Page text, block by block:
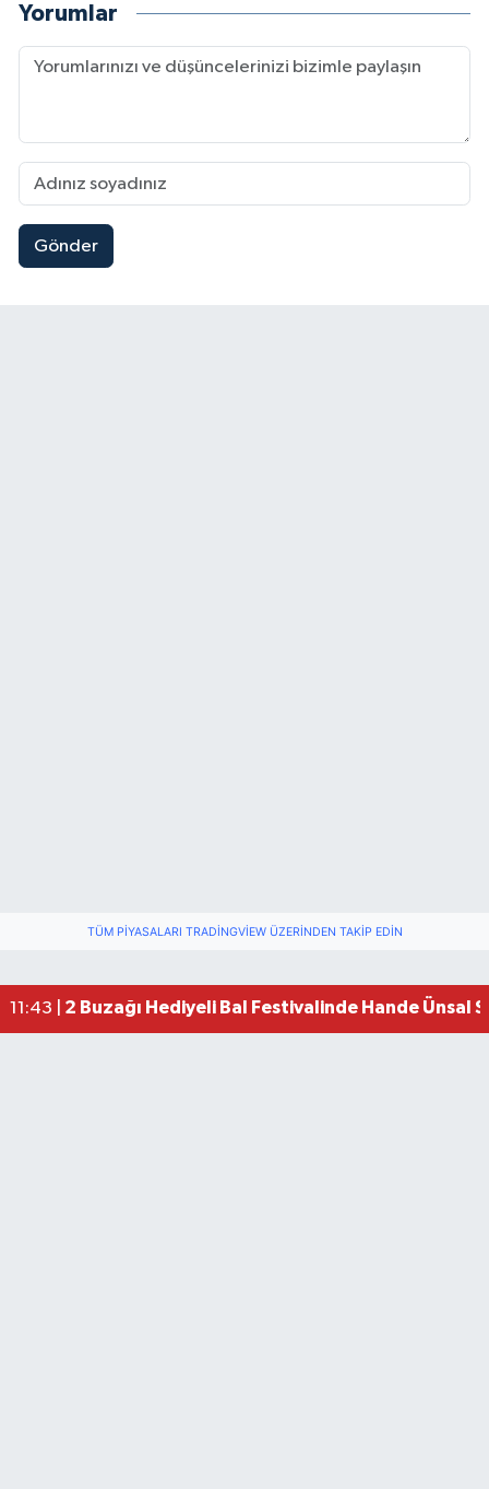
Yorumlar
Gönder
TÜM PIYASALARI TRADINGVIEW ÜZERINDEN TAKIP EDIN
11:43 | 2 Buzağı Hediyeli Bal Festivalinde Hande Ünsal